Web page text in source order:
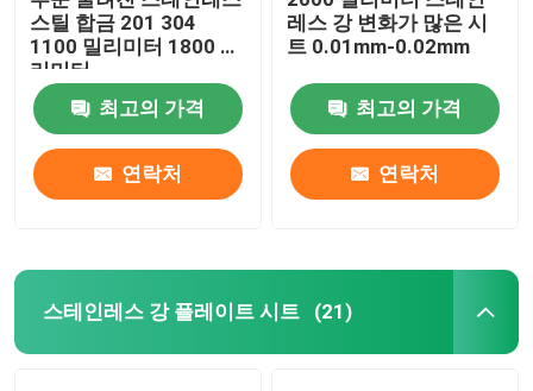
스틸 합금 201 304
1100 밀리미터 1800 밀
리미터
최고의 가격
연락처
레스 강 변화가 많은 시
트 0.01mm-0.02mm
최고의 가격
연락처
스테인레스 강 플레이트 시트 (21)